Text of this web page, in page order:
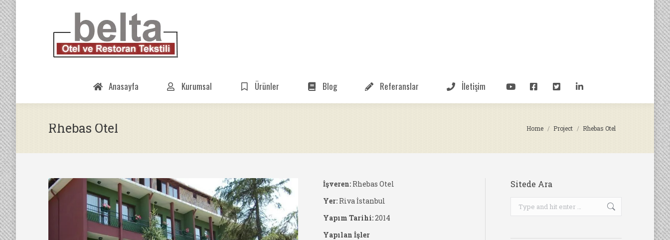
Anasayfa Kurumsal Ürünler Blog Referanslar İletişim
Rhebas Otel You are here:
Home Project Rhebas Otel
İşveren:Rhebas Otel
Yer:Riva İstanbul
Yapım Tarihi:2014
Yapılan İşler
Sitede Ara